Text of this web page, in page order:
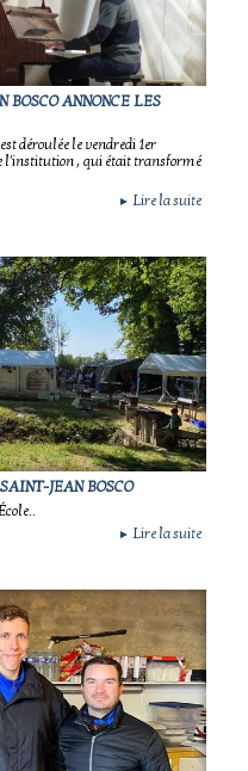
ANNONCE LES
déroulée le vendredi 1er
l'institution , qui était transformé
► Lire la suite
JEAN BOSCO
► Lire la suite